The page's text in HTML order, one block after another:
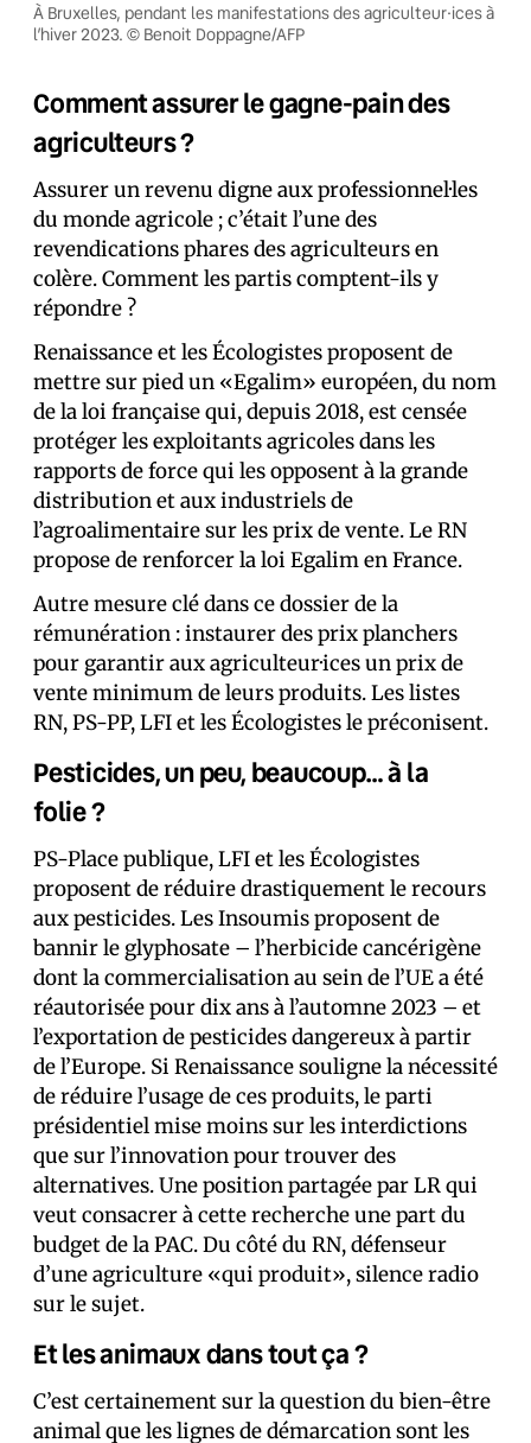
À Bruxelles, pendant les manifestations des agriculteur·ices à
l’hiver 2023. © Benoit Doppagne/AFP
Comment assurer le gagne-pain des
agriculteurs ?
Assurer un revenu digne aux professionnel·les
du monde agricole ; c’était l’une des
revendications phares des agriculteurs en
colère. Comment les partis comptent-ils y
répondre ?
Renaissance et les Écologistes proposent de
mettre sur pied un «Egalim» européen, du nom
de la loi française qui, depuis 2018, est censée
protéger les exploitants agricoles dans les
rapports de force qui les opposent à la grande
distribution et aux industriels de
l’agroalimentaire sur les prix de vente. Le RN
propose de renforcer la loi Egalim en France.
Autre mesure clé dans ce dossier de la
rémunération : instaurer des prix planchers
pour garantir aux agriculteur·ices un prix de
vente minimum de leurs produits. Les listes
RN, PS-PP, LFI et les Écologistes le préconisent.
Pesticides, un peu, beaucoup… à la
folie ?
PS-Place publique, LFI et les Écologistes
proposent de réduire drastiquement le recours
aux pesticides. Les Insoumis proposent de
bannir le glyphosate – l’herbicide cancérigène
dont la commercialisation au sein de l’UE a été
réautorisée pour dix ans à l’automne 2023 – et
l’exportation de pesticides dangereux à partir
de l’Europe. Si Renaissance souligne la nécessité
de réduire l’usage de ces produits, le parti
présidentiel mise moins sur les interdictions
que sur l’innovation pour trouver des
alternatives. Une position partagée par LR qui
veut consacrer à cette recherche une part du
budget de la PAC. Du côté du RN, défenseur
d’une agriculture «qui produit», silence radio
sur le sujet.
Et les animaux dans tout ça ?
C’est certainement sur la question du bien-être
animal que les lignes de démarcation sont les